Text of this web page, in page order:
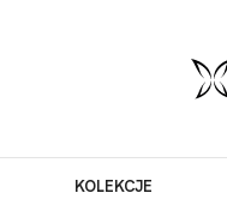
KOLEKCJE